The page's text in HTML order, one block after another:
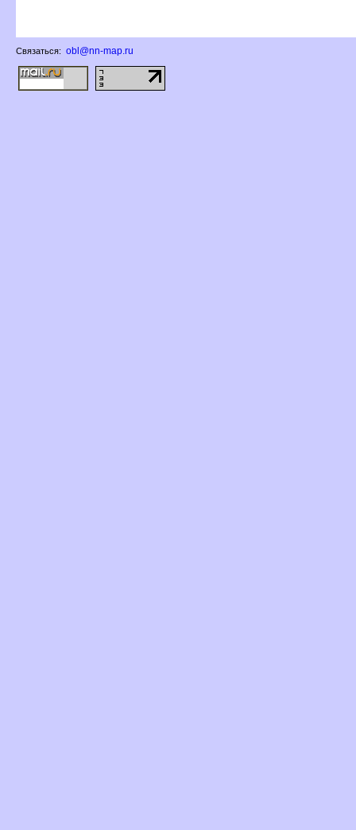
Связаться: obl@nn-map.ru